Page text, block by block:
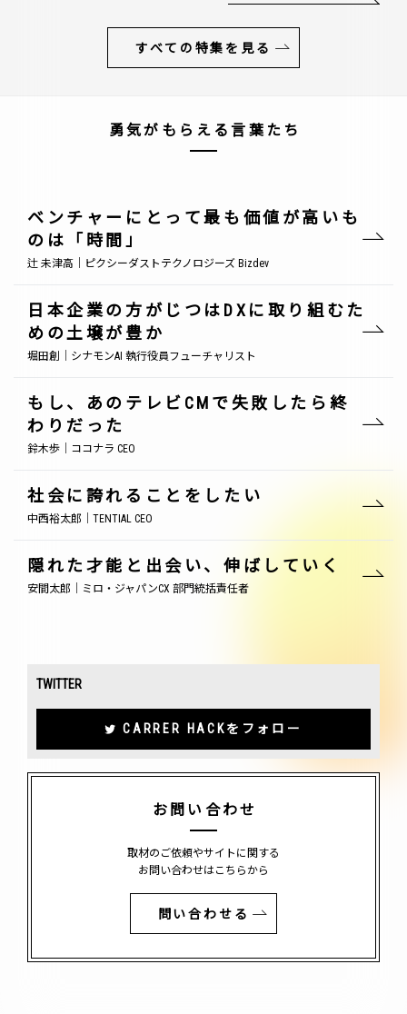
すべての特集を見る
勇気がもらえる言葉たち
ベンチャーにとって最も価値が高いも
のは「時間」
辻 未津高｜ピクシーダストテクノロジーズ Bizdev
日本企業の方がじつはDXに取り組むた
めの土壌が豊か
堀田創｜シナモンAI 執行役員フューチャリスト
もし、あのテレビCMで失敗したら終
わりだった
鈴木歩｜ココナラ CEO
社会に誇れることをしたい
中西裕太郎｜TENTIAL CEO
隠れた才能と出会い、伸ばしていく
安間太郎｜ミロ・ジャパンCX 部門統括責任者
TWITTER
CARRER HACKをフォロー
お問い合わせ
取材のご依頼やサイトに関する
お問い合わせはこちらから
問い合わせる